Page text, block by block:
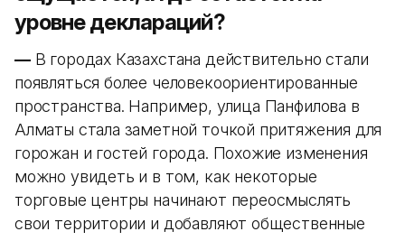
уровне деклараций?
—В городах Казахстана действительно стали
появляться более человекоориентированные
пространства. Например, улица Панфилова в
Алматы стала заметной точкой притяжения для
горожан и гостей города. Похожие изменения
можно увидеть и в том, как некоторые
торговые центры начинают переосмыслять
свои территории и добавляют общественные